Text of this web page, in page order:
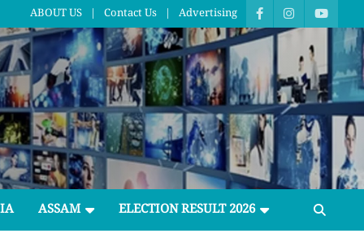
ABOUT US Contact Us Advertising
ASSAM ELECTION RESULT 2026